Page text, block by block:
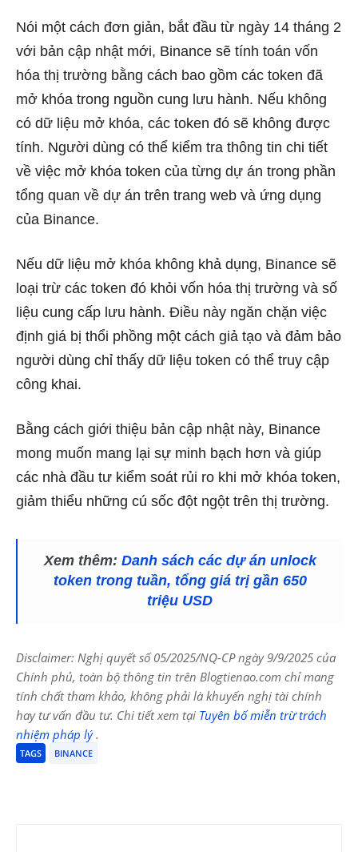
Nói một cách đơn giản, bắt đầu từ ngày 14 tháng 2
với bản cập nhật mới, Binance sẽ tính toán vốn
hóa thị trường bằng cách bao gồm các token đã
mở khóa trong nguồn cung lưu hành. Nếu không
có dữ liệu mở khóa, các token đó sẽ không được
tính. Người dùng có thể kiểm tra thông tin chi tiết
về việc mở khóa token của từng dự án trong phần
tổng quan về dự án trên trang web và ứng dụng
của Binance.
Nếu dữ liệu mở khóa không khả dụng, Binance sẽ
loại trừ các token đó khỏi vốn hóa thị trường và số
liệu cung cấp lưu hành. Điều này ngăn chặn việc
định giá bị thổi phồng một cách giả tạo và đảm bảo
người dùng chỉ thấy dữ liệu token có thể truy cập
công khai.
Bằng cách giới thiệu bản cập nhật này, Binance
mong muốn mang lại sự minh bạch hơn và giúp
các nhà đầu tư kiểm soát rủi ro khi mở khóa token,
giảm thiểu những cú sốc đột ngột trên thị trường.
Xem thêm: Danh sách các dự án unlock
token trong tuần, tổng giá trị gần 650
triệu USD
Disclaimer: Nghị quyết số 05/2025/NQ-CP ngày 9/9/2025 của
Chính phủ, toàn bộ thông tin trên Blogtienao.com chỉ mang
tính chất tham khảo, không phải là khuyến nghị tài chính
hay tư vấn đầu tư. Chi tiết xem tại Tuyên bố miễn trừ trách
nhiệm pháp lý.
TAGS BINANCE